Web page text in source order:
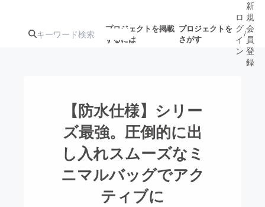
プロジェクトを掲載
するには
プロジェクトを
さがす
注目のリ 注目の新着プロ
ジェクト
募集終了が近いプ
ロジェクト
アート・写真
テクノロジー・ガジェット
ロ
グ
イ
ン
/
新
規
会
員
登
録
【防水仕様】シリー
ズ最強。圧倒的に出
し入れスムーズなミ
ニマルバッグでアク
ティブに